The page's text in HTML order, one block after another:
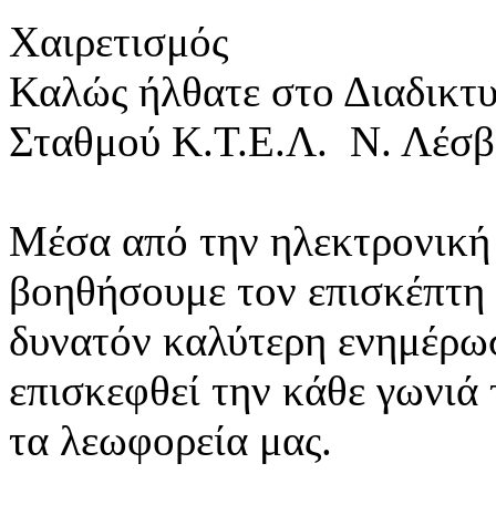
Χαιρετισμός
Καλώς ήλθατε στο
Σταθμού Κ.Τ.Ε.Λ. Ν.
Μέσα από την ηλεκτρονική
βοηθήσουμε τον
δυνατόν καλύτερη
επισκεφθεί την κάθε
τα λεωφορεία μας.